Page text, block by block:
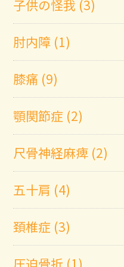
子供の怪我 (3)
肘内障 (1)
膝痛 (9)
顎関節症 (2)
尺骨神経麻痺 (2)
五十肩 (4)
頚椎症 (3)
圧迫骨折 (1)